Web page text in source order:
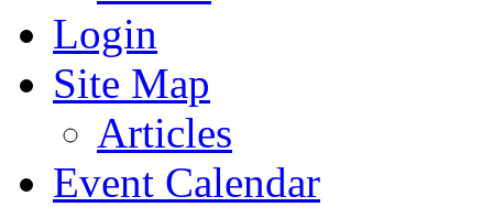
Login
Site Map
Articles
Event Calendar